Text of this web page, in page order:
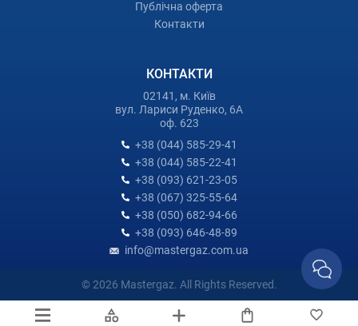
Публічна оферта
Контакти
КОНТАКТИ
02141, м. Київ
вул. Лариси Руденко, 6А
оф. 623
+38 (044) 585-29-41
+38 (044) 585-22-41
+38 (093) 621-23-05
+38 (067) 325-55-64
+38 (050) 682-94-66
+38 (093) 646-48-89
info@mastergaz.com.ua
© 2026 Mastergaz. All Rights Reserved.